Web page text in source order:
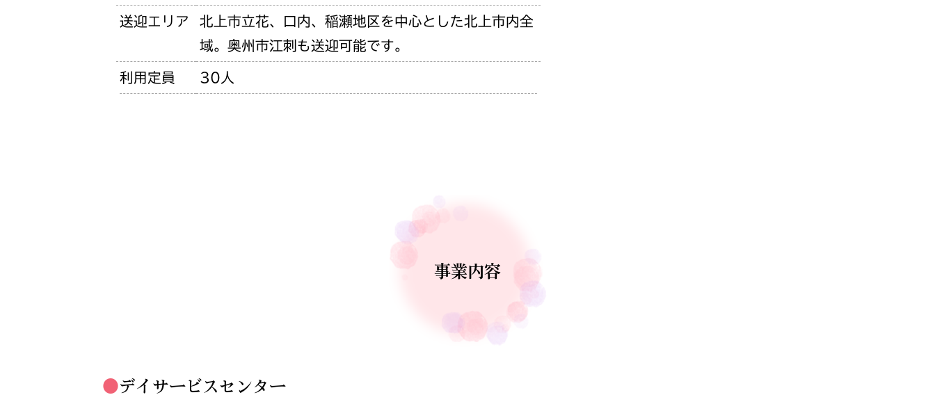
送迎エリア
北上市立花、口内、稲瀬地区を中心とした北上市内全
域。奥州市江刺も送迎可能です。
利用定員 30人
事業内容
デイサービスセンター